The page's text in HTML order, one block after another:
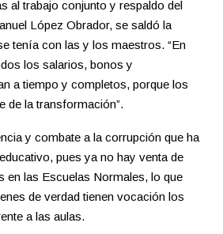
al trabajo conjunto y respaldo del
López Obrador, se saldó la
tenía con las y los maestros. “En
los salarios, bonos y
a tiempo y completos, porque los
de la transformación”.
y combate a la corrupción que ha
pues ya no hay venta de
en las Escuelas Normales, lo que
de verdad tienen vocación los
a las aulas.